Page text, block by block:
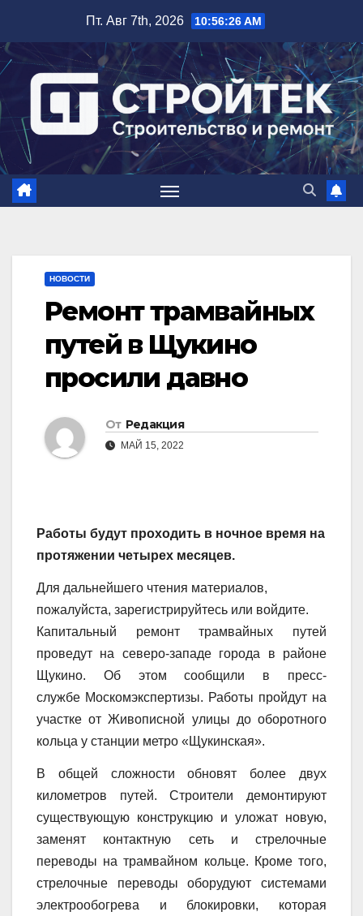
содержимому
Пт. Авг 7th, 2026 10:56:27 AM
НОВОСТИ
Ремонт трамвайных
путей в Щукино
просили давно
От Редакция
МАЙ 15, 2022
Работы будут проходить в ночное время на
протяжении четырех месяцев.
Для дальнейшего чтения материалов,
пожалуйста, зарегистрируйтесь или войдите.
Капитальный ремонт трамвайных путей
проведут на северо-западе города в районе
Щукино. Об этом сообщили в пресс-
службе Москомэкспертизы. Работы пройдут на
участке от Живописной улицы до оборотного
кольца у станции метро «Щукинская».
В общей сложности обновят более двух
километров путей. Строители демонтируют
существующую конструкцию и уложат новую,
заменят контактную сеть и стрелочные
переводы на трамвайном кольце. Кроме того,
стрелочные переводы оборудуют системами
электрообогрева и блокировки, которая